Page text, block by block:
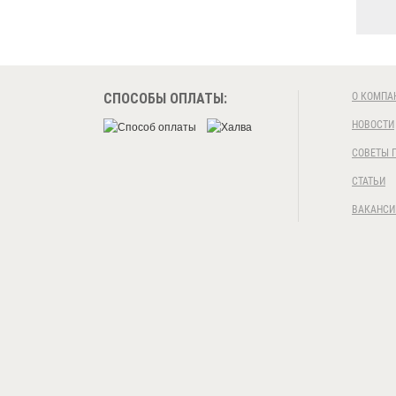
СПОСОБЫ ОПЛАТЫ: О
НОВОСТИ
СОВЕТЫ
СТАТЬИ